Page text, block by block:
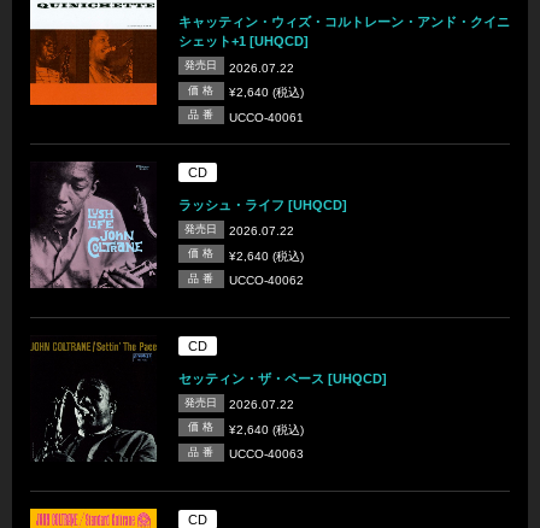
キャッティン・ウィズ・コルトレーン・アンド・クイニ
シェット+1 [UHQCD]
発売日 2026.07.22
価 格 ¥2,640 (税込)
品 番 UCCO-40061
CD
ラッシュ・ライフ [UHQCD]
発売日 2026.07.22
価 格 ¥2,640 (税込)
品 番 UCCO-40062
CD
セッティン・ザ・ペース [UHQCD]
発売日 2026.07.22
価 格 ¥2,640 (税込)
品 番 UCCO-40063
CD